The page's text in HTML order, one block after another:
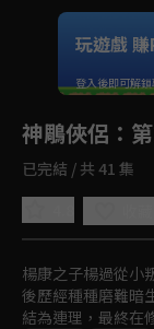
Unmute
如有不
玩遊戲 賺
登入後即可解
神鵰俠侶 ：
已完結 / 共 41 集
楊康之子楊過從小
後歷經種種磨難暗
結為連理，最終在